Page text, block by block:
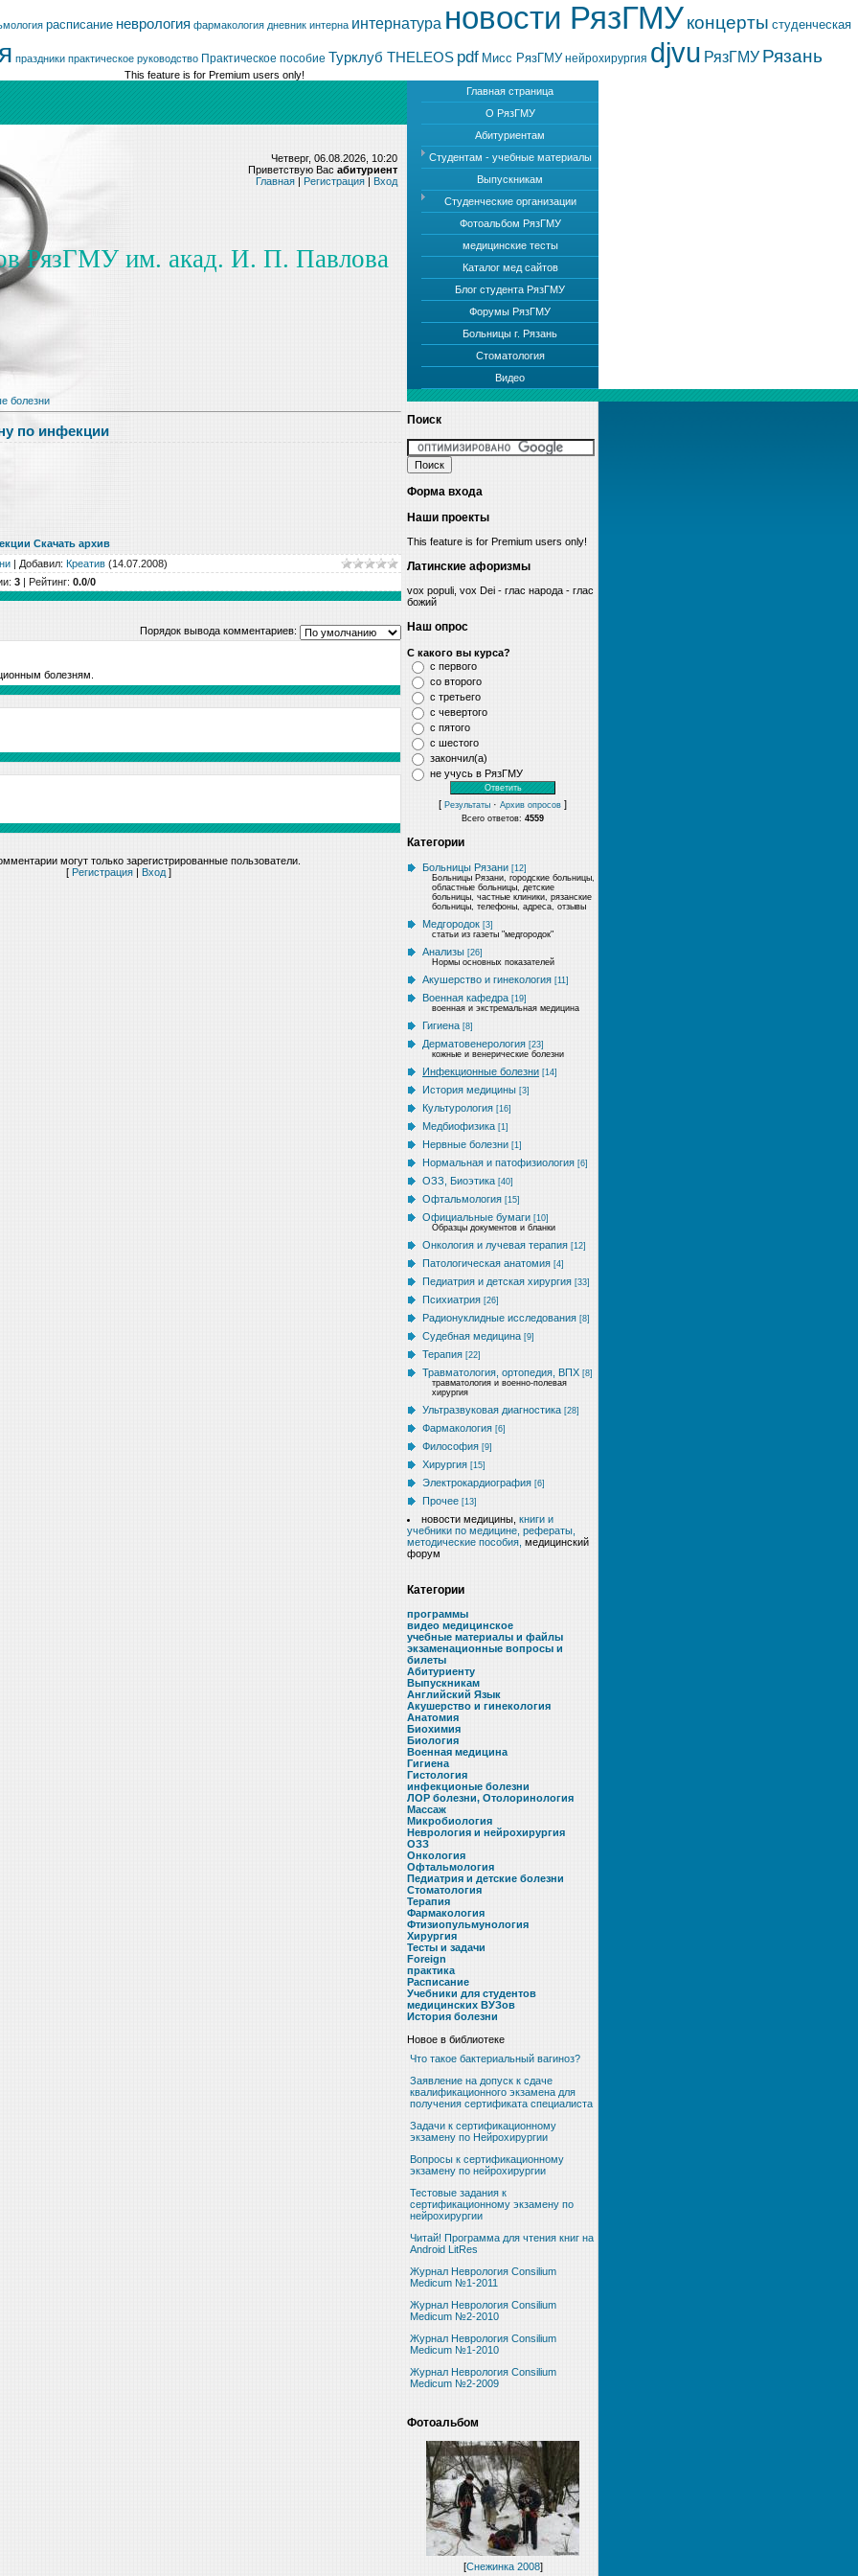
расписание неврология фармакология дневник интерна интернатура новости РязГМУ концерты студенческая
праздники практическое руководство Практическое пособие Турклуб THELEOS pdf Мисс РязГМУ нейрохирургия djvu РязГМУ Рязань
This feature is for Premium users only!
Главная страница
О РязГМУ
Абитуриентам
Студентам - учебные материалы
Выпускникам
Студенческие организации
Фотоальбом РязГМУ
медицинские тесты
Каталог мед сайтов
Блог студента РязГМУ
Форумы РязГМУ
Больницы г. Рязань
Стоматология
Видео
Четверг, 06.08.2026, 10:20
Приветствую Вас абитуриент
Главная | Регистрация | Вход
РязГМУ им. акад. И. П. Павлова
болезни
по инфекции
Скачать архив
| Добавил: Креатив (14.07.2008)
: 3 | Рейтинг: 0.0/0
Порядок вывода комментариев:
болезням.
могут только зарегистрированные пользователи.
[ Регистрация | Вход ]
Поиск
Форма входа
Наши проекты
This feature is for Premium users only!
Латинские афоризмы
vox populi, vox Dei - глас народа - глас
божий
Наш опрос
С какого вы курса?
с первого
со второго
с третьего
с чевертого
с пятого
с шестого
закончил(а)
не учусь в РязГМУ
[ Результаты · Архив опросов ]
Всего ответов: 4559
Категории
Больницы Рязани [12]
Больницы Рязани, городские больницы,
областные больницы, детские
больницы, частные клиники, рязанские
больницы, телефоны, адреса, отзывы
Медгородок [3]
статьи из газеты "медгородок"
Анализы [26]
Нормы основных показателей
Акушерство и гинекология [11]
Военная кафедра [19]
военная и экстремальная медицина
Гигиена [8]
Дерматовенерология [23]
кожные и венерические болезни
Инфекционные болезни [14]
История медицины [3]
Культурология [16]
Медбиофизика [1]
Нервные болезни [1]
Нормальная и патофизиология [6]
ОЗЗ, Биоэтика [40]
Офтальмология [15]
Официальные бумаги [10]
Образцы документов и бланки
Онкология и лучевая терапия [12]
Патологическая анатомия [4]
Педиатрия и детская хирургия [33]
Психиатрия [26]
Радионуклидные исследования [8]
Судебная медицина [9]
Терапия [22]
Травматология, ортопедия, ВПХ [8]
травматология и военно-полевая
хирургия
Ультразвуковая диагностика [28]
Фармакология [6]
Философия [9]
Хирургия [15]
Электрокардиография [6]
Прочее [13]
новости медицины, книги и
учебники по медицине, рефераты,
методические пособия, медицинский
форум
Категории
программы
видео медицинское
учебные материалы и файлы
экзаменационные вопросы и
билеты
Абитуриенту
Выпускникам
Английский Язык
Акушерство и гинекология
Анатомия
Биохимия
Биология
Военная медицина
Гигиена
Гистология
инфекционые болезни
ЛОР болезни, Отолоринология
Массаж
Микробиология
Неврология и нейрохирургия
ОЗЗ
Онкология
Офтальмология
Педиатрия и детские болезни
Стоматология
Терапия
Фармакология
Фтизиопульмунология
Хирургия
Тесты и задачи
Foreign
практика
Расписание
Учебники для студентов
медицинских ВУЗов
История болезни
Новое в библиотеке
Что такое бактериальный вагиноз?
Заявление на допуск к сдаче
квалификационного экзамена для
получения сертификата специалиста
Задачи к сертификационному
экзамену по Нейрохирургии
Вопросы к сертификационному
экзамену по нейрохирургии
Тестовые задания к
сертификационному экзамену по
нейрохирургии
Читай! Программа для чтения книг на
Android LitRes
Журнал Неврология Consilium
Medicum №1-2011
Журнал Неврология Consilium
Medicum №2-2010
Журнал Неврология Consilium
Medicum №1-2010
Журнал Неврология Consilium
Medicum №2-2009
Фотоальбом
[Снежинка 2008]